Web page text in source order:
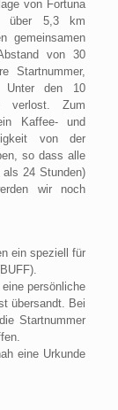
von Fortuna
über 5,3 km
gemeinsamen
von 30
Startnummer,
Unter den 10
verlost. Zum
Kaffee- und
von der
so dass alle
als 24 Stunden)
wir noch
ein speziell für
persönliche
übersandt. Bei
Startnummer
eine Urkunde